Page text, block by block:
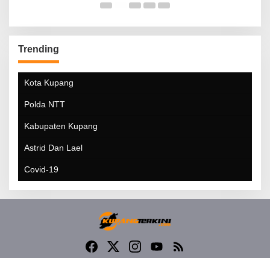
Trending
Kota Kupang
Polda NTT
Kabupaten Kupang
Astrid Dan Lael
Covid-19